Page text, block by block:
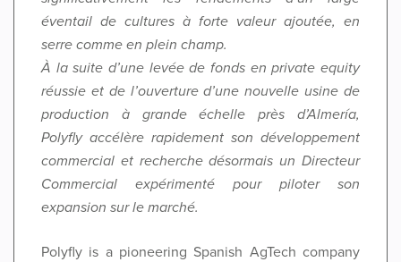
éventail de cultures à forte valeur ajoutée, en
serre comme en plein champ.
À la suite d’une levée de fonds en private equity
réussie et de l’ouverture d’une nouvelle usine de
production à grande échelle près d’Almería,
Polyfly accélère rapidement son développement
commercial et recherche désormais un Directeur
Commercial expérimenté pour piloter son
expansion sur le marché.
Polyfly is a pioneering Spanish AgTech company